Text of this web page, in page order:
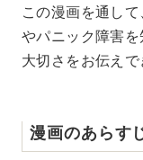
この漫画を通し
やパニック障害
大切さをお伝えで
漫画のあらす